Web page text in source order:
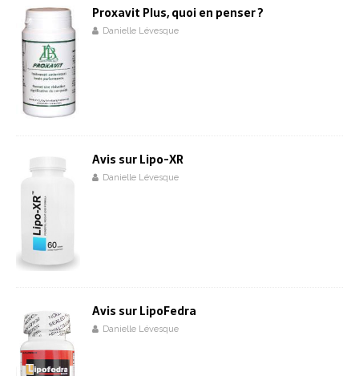
Proxavit Plus, quoi en penser ?
Danielle Lévesque
Avis sur Lipo-XR
Danielle Lévesque
Avis sur LipoFedra
Danielle Lévesque